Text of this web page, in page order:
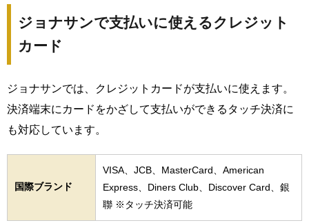
ジョナサンで支払いに使えるクレジット
カード
ジョナサンでは、クレジットカードが支払いに使えます。
決済端末にカードをかざして支払いができるタッチ決済に
も対応しています。
国際ブランド
VISA、JCB、MasterCard、American
Express、Diners Club、Discover Card、銀
聯 ※タッチ決済可能